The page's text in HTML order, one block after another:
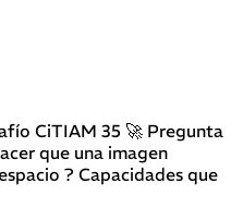
CiTIAM 35 🚀 Pregunta
que una imagen
? Capacidades que